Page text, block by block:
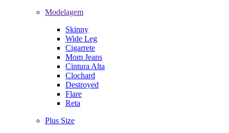
Modelagem
Skinny
Wide Leg
Cigarrete
Mom Jeans
Cintura Alta
Clochard
Destroyed
Flare
Reta
Plus Size